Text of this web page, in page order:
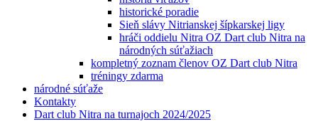
historické poradie
Sieň slávy Nitrianskej šípkarskej ligy
hráči oddielu Nitra OZ Dart club Nitra na
národných súťažiach
kompletný zoznam členov OZ Dart club Nitra
tréningy zdarma
národné súťaže
Kontakty
Dart club Nitra na turnajoch 2024/2025